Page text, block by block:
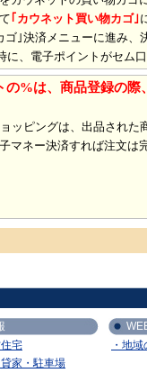
｢カウネット買い物カゴ｣
｣決済メニューに進み、
、電子ポイントがセム口
の%は、商品登録の際
ッピングは、出品された
マネー決済すれば注文は
宅
家・駐車場
・地